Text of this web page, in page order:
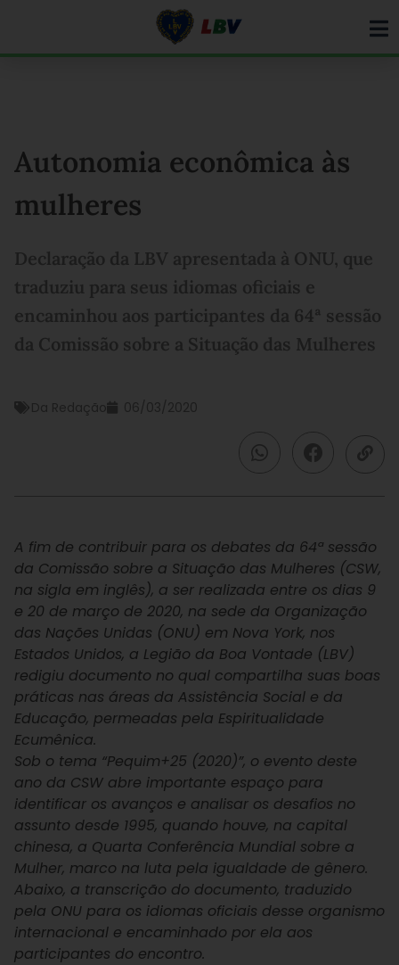
Autonomia econômica às
mulheres
Declaração da LBV apresentada à ONU, que
traduziu para seus idiomas oficiais e
encaminhou aos participantes da 64ª sessão
da Comissão sobre a Situação das Mulheres
Da Redação 06/03/2020
A fim de contribuir para os debates da 64ª sessão
da Comissão sobre a Situação das Mulheres (CSW,
na sigla em inglês), a ser realizada entre os dias 9
e 20 de março de 2020, na sede da Organização
das Nações Unidas (ONU) em Nova York, nos
Estados Unidos, a Legião da Boa Vontade (LBV)
redigiu documento no qual compartilha suas boas
práticas nas áreas da Assistência Social e da
Educação, permeadas pela Espiritualidade
Ecumênica.
Sob o tema “Pequim+25 (2020)”, o evento deste
ano da CSW abre importante espaço para
identificar os avanços e analisar os desafios no
assunto desde 1995, quando houve, na capital
chinesa, a Quarta Conferência Mundial sobre a
Mulher, marco na luta pela igualdade de gênero.
Abaixo, a transcrição do documento, traduzido
pela ONU para os idiomas oficiais desse organismo
internacional e encaminhado por ela aos
participantes do encontro.